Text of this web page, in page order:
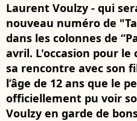
Laurent Voulzy - qui
nouveau numéro de
dans les colonnes de
avril. L'occasion pour
sa rencontre avec son
l’âge de 12 ans que le
officiellement pu voir
Voulzy en garde de